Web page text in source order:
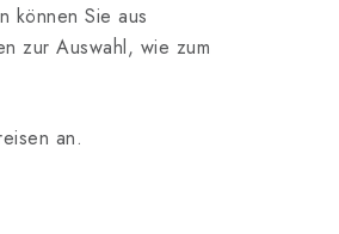
können Sie aus
zur Auswahl, wie zum
an.